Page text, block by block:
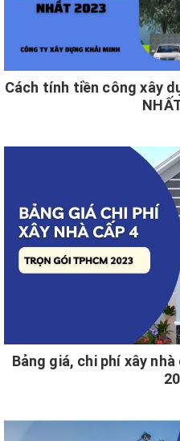
Cách tính tiền công xây
Bảng giá, chi phí xây